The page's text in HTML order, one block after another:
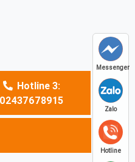
Hotline 3:
02437678915
Messenger
Zalo
Hotline